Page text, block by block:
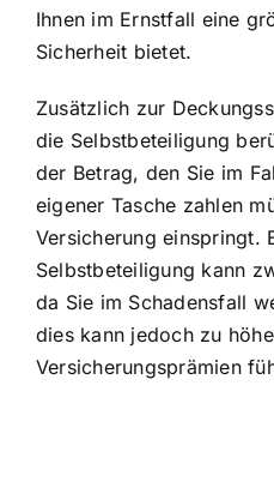
Ihnen im Ernstfall eine
Sicherheit bietet.
Zusätzlich zur
die Selbstbeteiligung
der Betrag, den Sie im
eigener Tasche zahlen
Versicherung einspringt.
Selbstbeteiligung kann
da Sie im Schadensfall
dies kann jedoch zu
Versicherungsprämien